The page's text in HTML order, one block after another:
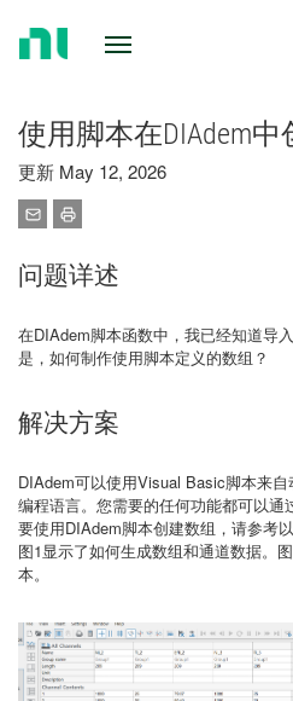
使用脚本在DIAdem中
更新 May 12, 2026
问题详述
在DIAdem脚本函数中，我已经知道导
是，如何制作使用脚本定义的数组？
解决方案
DIAdem可以使用Visual Basic脚本来
编程语言。您需要的任何功能都可以通
要使用DIAdem脚本创建数组，请参考以
图1显示了如何生成数组和通道数据。
本。